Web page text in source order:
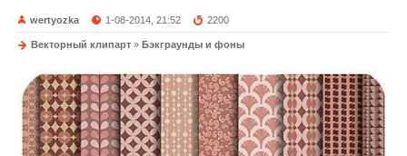
wertyozka 1-08-2014, 21:52 2200
Векторный клипарт » Бэкграунды и фоны